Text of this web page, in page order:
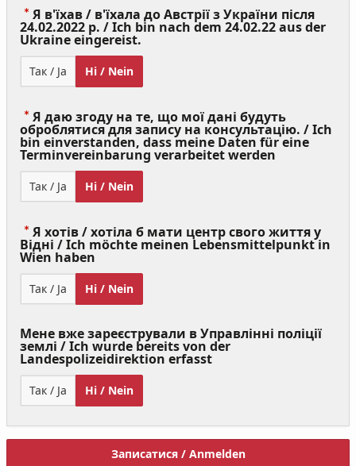
Я в'їхав / в'їхала до Австрії з України після
24.02.2022 р. / Ich bin nach dem 24.02.22 aus der
Ukraine eingereist.
Required)
Так / Ja Ні / Nein
Я даю згоду на те, що мої дані будуть
оброблятися для запису на консультацію. / Ich
bin einverstanden, dass meine Daten für eine
Terminvereinbarung verarbeitet werden
Так / Ja Ні / Nein
Я хотів / хотіла б мати центр свого життя у
Відні / Ich möchte meinen Lebensmittelpunkt in
Wien haben
Required)
Так / Ja Ні / Nein
Мене вже зареєстрували в Управлінні поліції
землі / Ich wurde bereits von der
Landespolizeidirektion erfasst
Так / Ja Ні / Nein
Записатися / Anmelden